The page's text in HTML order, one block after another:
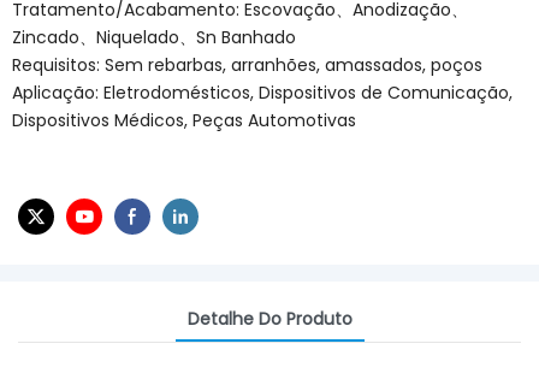
Tratamento/Acabamento: Escovação、Anodização、
Zincado、Niquelado、Sn Banhado
Requisitos: Sem rebarbas, arranhões, amassados, poços
Aplicação: Eletrodomésticos, Dispositivos de Comunicação,
Dispositivos Médicos, Peças Automotivas
Detalhe Do Produto